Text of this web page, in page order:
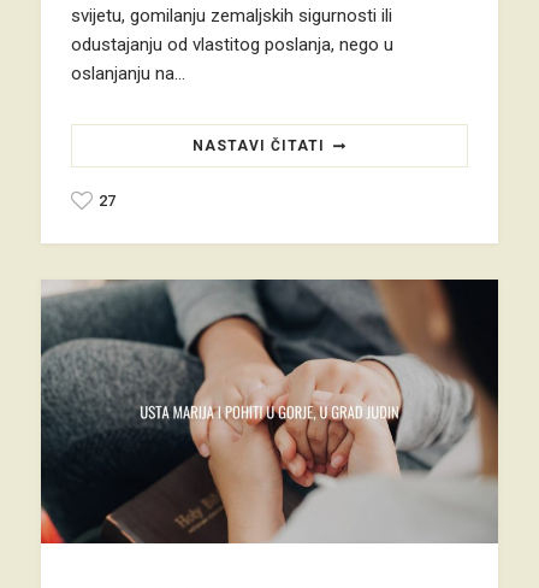
svijetu, gomilanju zemaljskih sigurnosti ili
odustajanju od vlastitog poslanja, nego u
oslanjanju na…
NASTAVI ČITATI
27